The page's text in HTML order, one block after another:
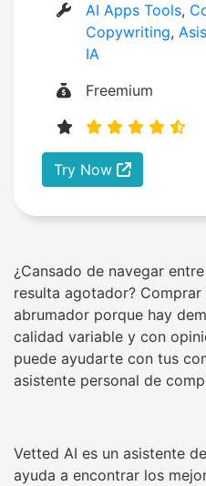
AI Apps Tools,
Copywriting,
IA
Freemium
Try Now
¿Cansado de navegar
resulta agotador?
abrumador porque hay
calidad variable y con
puede ayudarte con tus
asistente personal de
Vetted AI es un asistente
ayuda a encontrar los